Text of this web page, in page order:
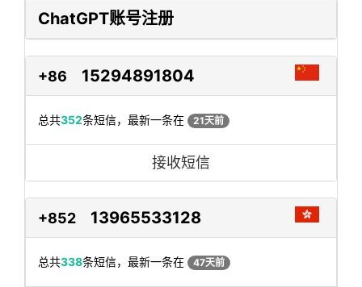
ChatGPT账号注册
+86 15294891804
总共352条短信，最新一条在 21天前
接收短信
+852 13965533128
总共338条短信，最新一条在 47天前